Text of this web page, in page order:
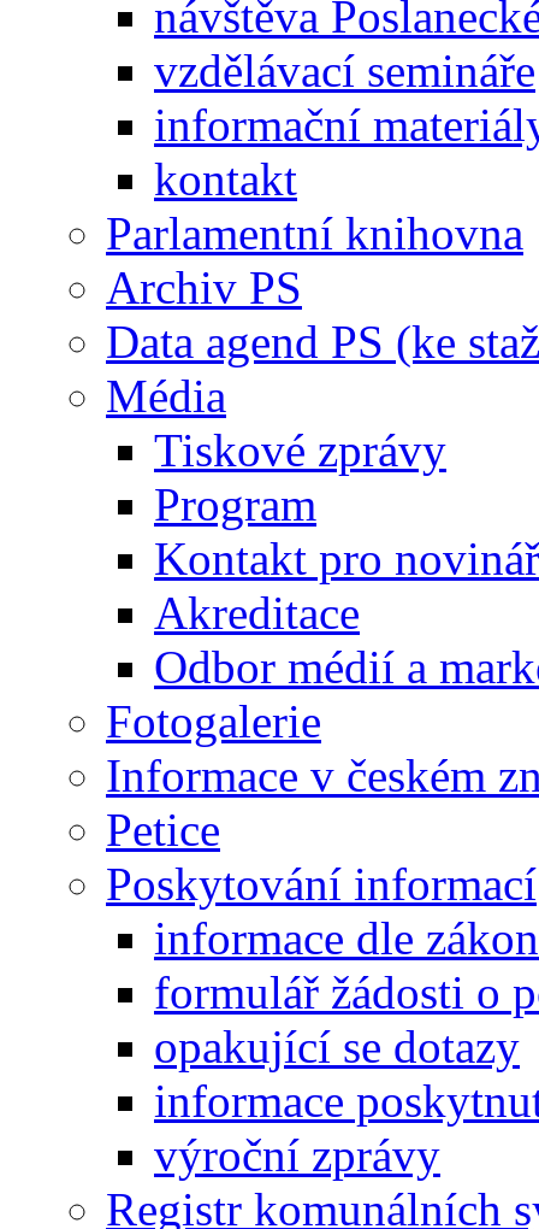
návštěva
vzdělávací semináře
informační
kontakt
Parlamentní knihovna
Archiv PS
Data agend PS (ke
Média
Tiskové zprávy
Program
Kontakt pro
Akreditace
Odbor médií a
Fotogalerie
Informace v českém
Petice
Poskytování informací
informace dle
formulář žádosti o
opakující se dotazy
informace
výroční zprávy
Registr komunálních